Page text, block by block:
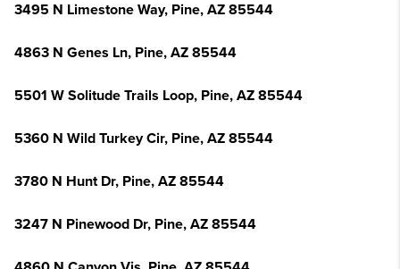
3495 N Limestone Way, Pine, AZ 85544
4863 N Genes Ln, Pine, AZ 85544
5501 W Solitude Trails Loop, Pine, AZ 85544
5360 N Wild Turkey Cir, Pine, AZ 85544
3780 N Hunt Dr, Pine, AZ 85544
3247 N Pinewood Dr, Pine, AZ 85544